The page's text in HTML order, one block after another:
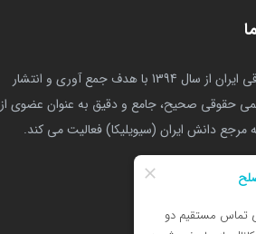
مرجع حقوقی ایران از سال 1394 با هدف جمع آوری و انتشار
حقوقی صحیح، جامع و دقیق به عنوان عضوی از
مرجع دانش ایران (سیویلیکا) فعالیت می کند.